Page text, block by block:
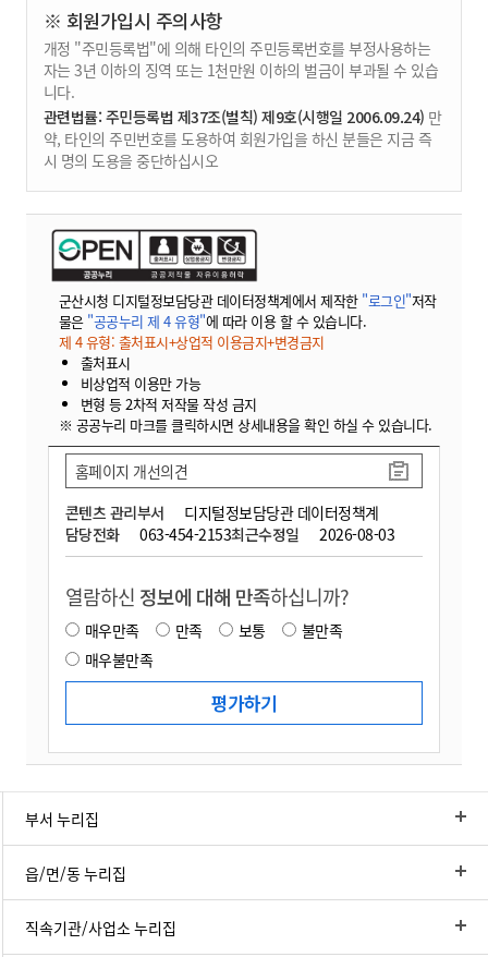
※ 회원가입시 주의사항
개정 "주민등록법"에 의해 타인의 주민등록번호를 부정사용하는
자는 3년 이하의 징역 또는 1천만원 이하의 벌금이 부과될 수 있습
니다.
관련법률: 주민등록법 제37조(벌칙) 제9호(시행일 2006.09.24) 만
약, 타인의 주민번호를 도용하여 회원가입을 하신 분들은 지금 즉
시 명의 도용을 중단하십시오
군산시청 디지털정보담당관 데이터정책계에서 제작한 "로그인"저작
물은 "공공누리 제 4 유형"에 따라 이용 할 수 있습니다.
제 4 유형: 출처표시+상업적 이용금지+변경금지
출처표시
비상업적 이용만 가능
변형 등 2차적 저작물 작성 금지
※ 공공누리 마크를 클릭하시면 상세내용을 확인 하실 수 있습니다.
콘텐츠 관리부서
디지털정보담당관 데이터정책계
담당전화
063-454-2153최근수정일 2026-08-03
홈페이지 개선의견
열람하신 정보에 대해 만족하십니까?
매우만족 만족 보통
불만족
매우불만족
부서 누리집
읍/면/동 누리집
직속기관/사업소 누리집